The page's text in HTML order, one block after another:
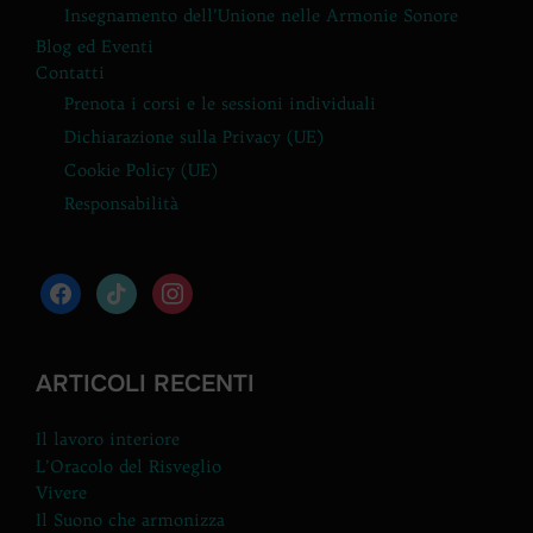
Insegnamento dell’Unione nelle Armonie Sonore
Blog ed Eventi
Contatti
Prenota i corsi e le sessioni individuali
Dichiarazione sulla Privacy (UE)
Cookie Policy (UE)
Responsabilità
facebooktiktok instagram
ARTICOLI RECENTI
Il lavoro interiore
L’Oracolo del Risveglio
Vivere
Il Suono che armonizza